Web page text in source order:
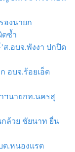
องนายก
ดซ้ำ
ส.อบจ.พังงา ปกปิด
อบจ.ร้อยเอ็ด
ฯนายกท.นครสุ
ล้วย ชัยนาท ยื่น
ต.หนองแรต